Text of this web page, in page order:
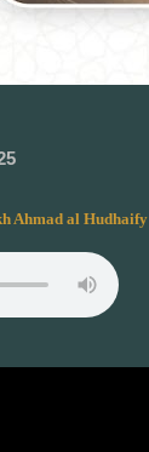
Ahmad al Hudhaify